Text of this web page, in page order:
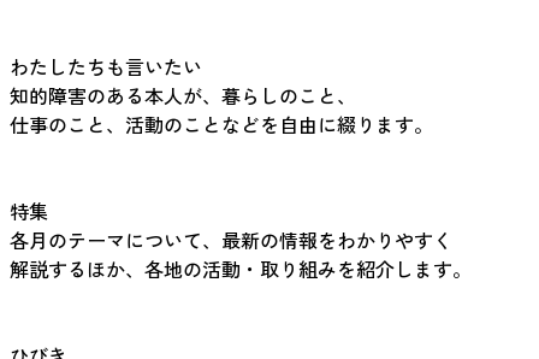
わたしたちも言いたい
知的障害のある本人が、暮らしのこと、
仕事のこと、活動のことなどを自由に綴ります。
特集
各月のテーマについて、最新の情報をわかりやすく
解説するほか、各地の活動・取り組みを紹介します。